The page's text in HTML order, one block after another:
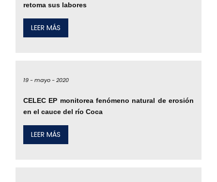
retoma sus labores
LEER MÁS
19 -mayo -2020
CELEC EP monitorea fenómeno natural de erosión
en el cauce del río Coca
LEER MÁS